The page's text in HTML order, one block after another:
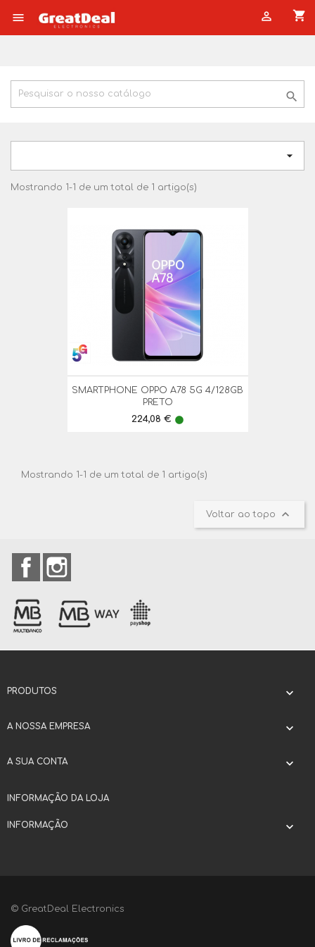
 shopping_cart



Mostrando 1-1 de um total de 1 artigo(s)
SMARTPHONE OPPO A78 5G 4/128GB
PRETO
Preço
224,08 € lens
Mostrando 1-1 de um total de 1 artigo(s)
Voltar ao topo 
Facebook
PRODUTOS 
A NOSSA EMPRESA 
A SUA CONTA 
INFORMAÇÃO DA LOJA
INFORMAÇÃO 
© GreatDeal Electronics